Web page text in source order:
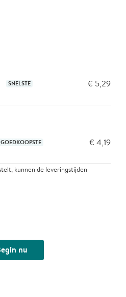
SNELSTE € 5,29
GOEDKOOPSTE € 4,19
kunnen de leveringstijden
nu